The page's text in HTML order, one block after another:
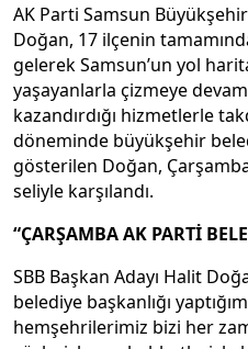
AK Parti Samsun
Doğan, 17 ilçenin
gelerek Samsun’un yol
yaşayanlarla çizmeye
kazandırdığı hizmetlerle
döneminde büyükşehir
gösterilen Doğan,
seliyle karşılandı.
“ÇARŞAMBA AK PARTİ
SBB Başkan Adayı Halit
belediye başkanlığı
hemşehrilerimiz bizi her